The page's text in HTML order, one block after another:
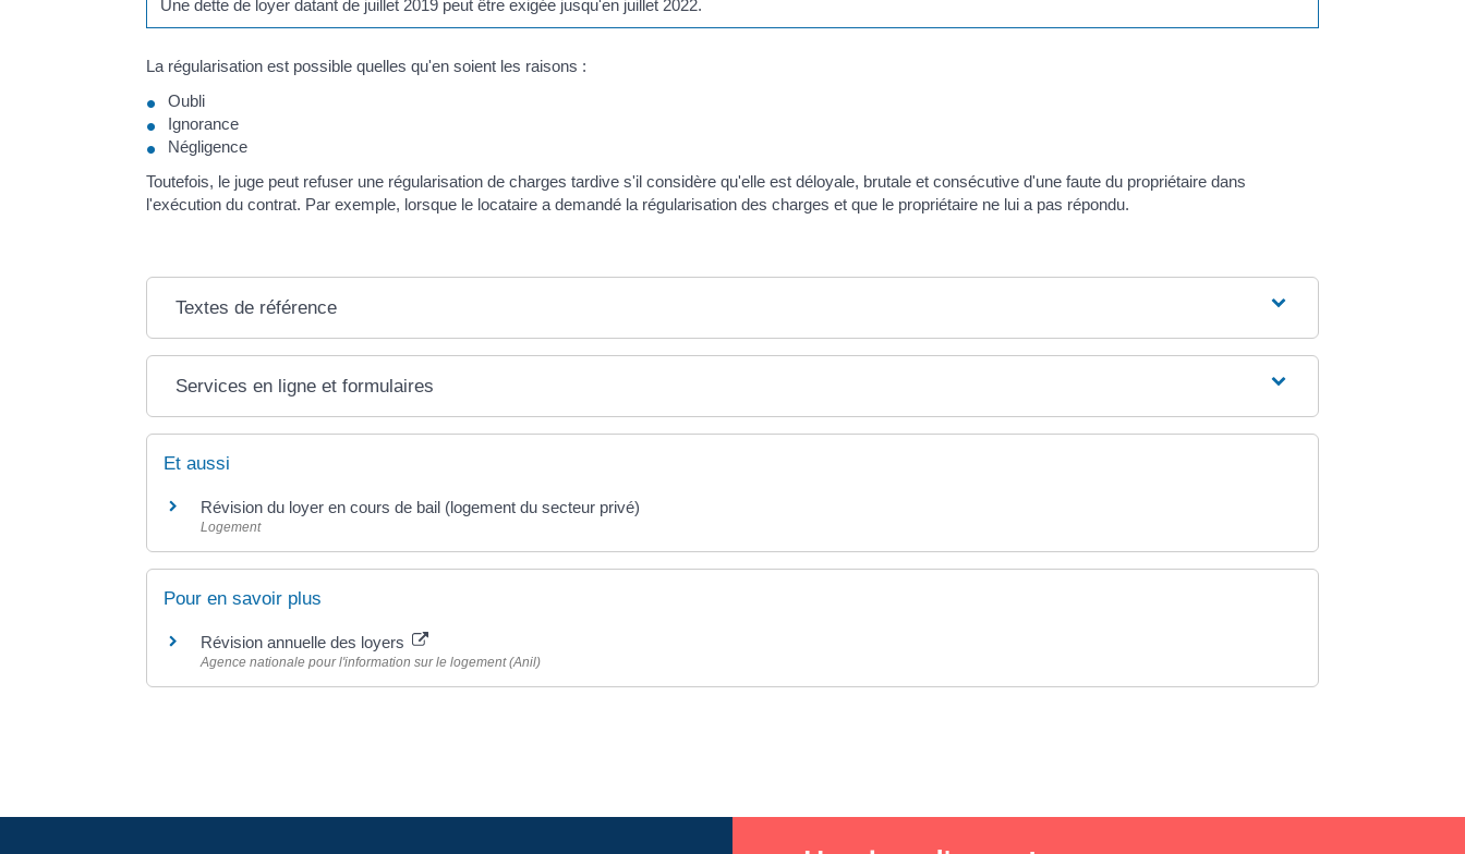
Une dette de loyer datant de juillet 2019 peut être exigée jusqu'en juillet 2022.
La régularisation est possible quelles qu'en soient les raisons :
Oubli
Ignorance
Négligence
Toutefois, le juge peut refuser une régularisation de charges tardive s'il considère qu'elle est déloyale, brutale et consécutive d'une faute du propriétaire dans
l'exécution du contrat. Par exemple, lorsque le locataire a demandé la régularisation des charges et que le propriétaire ne lui a pas répondu.
Textes de référence
Services en ligne et formulaires
Et aussi
Révision du loyer en cours de bail (logement du secteur privé)
Logement
Pour en savoir plus
Révision annuelle des loyers
Agence nationale pour l'information sur le logement (Anil)